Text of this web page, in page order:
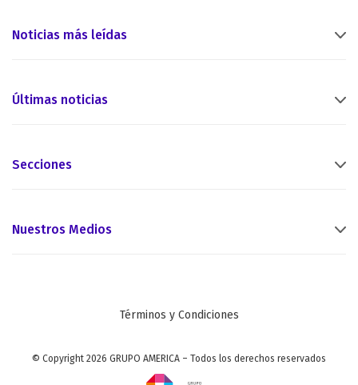
Noticias más leídas
Últimas noticias
Secciones
Nuestros Medios
Términos y Condiciones
© Copyright 2026 GRUPO AMERICA – Todos los derechos reservados